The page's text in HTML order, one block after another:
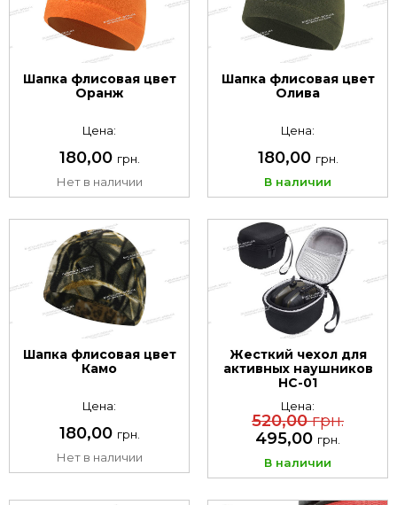
Шапка флисовая цвет
Оранж
Цена:
180,00 грн.
Нет в наличии
Шапка флисовая цвет
Олива
Цена:
180,00 грн.
В наличии
Шапка флисовая цвет
Камо
Цена:
180,00 грн.
Нет в наличии
Жесткий чехол для
активных наушников
HC-01
Цена:
520,00грн.
495,00 грн.
В наличии